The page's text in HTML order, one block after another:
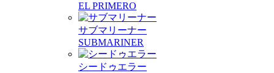
EL PRIMERO
サブマリーナー
SUBMARINER
シードゥエラー